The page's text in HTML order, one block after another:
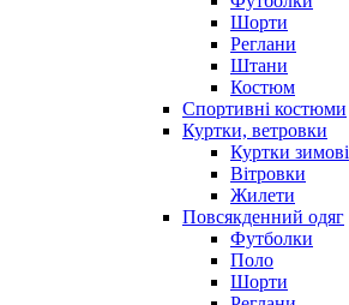
Шорти
Реглани
Штани
Костюм
Спортивні костюми
Куртки, ветровки
Куртки зимові
Вітровки
Жилети
Повсякденний одяг
Футболки
Поло
Шорти